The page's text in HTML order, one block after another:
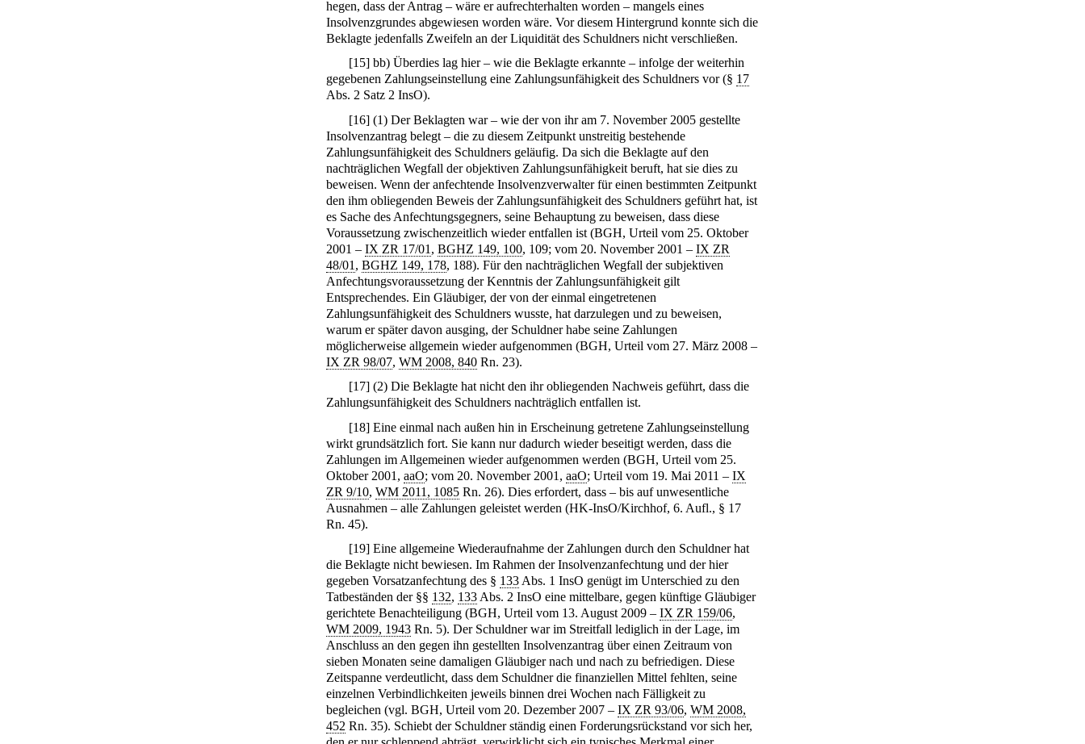
hegen, dass der Antrag – wäre er aufrechterhalten worden – mangels eines
Insolvenzgrundes abgewiesen worden wäre. Vor diesem Hintergrund konnte sich die
Beklagte jedenfalls Zweifeln an der Liquidität des Schuldners nicht verschließen.
[15] bb) Überdies lag hier – wie die Beklagte erkannte – infolge der weiterhin
gegebenen Zahlungseinstellung eine Zahlungsunfähigkeit des Schuldners vor (§ 17
Abs. 2 Satz 2 InsO).
[16] (1) Der Beklagten war – wie der von ihr am 7. November 2005 gestellte
Insolvenzantrag belegt – die zu diesem Zeitpunkt unstreitig bestehende
Zahlungsunfähigkeit des Schuldners geläufig. Da sich die Beklagte auf den
nachträglichen Wegfall der objektiven Zahlungsunfähigkeit beruft, hat sie dies zu
beweisen. Wenn der anfechtende Insolvenzverwalter für einen bestimmten Zeitpunkt
den ihm obliegenden Beweis der Zahlungsunfähigkeit des Schuldners geführt hat, ist
es Sache des Anfechtungsgegners, seine Behauptung zu beweisen, dass diese
Voraussetzung zwischenzeitlich wieder entfallen ist (BGH, Urteil vom 25. Oktober
2001 – IX ZR 17/01 , BGHZ 149, 100, 109; vom 20. November 2001 – IX ZR
48/01 , BGHZ 149, 178, 188). Für den nachträglichen Wegfall der subjektiven
Anfechtungsvoraussetzung der Kenntnis der Zahlungsunfähigkeit gilt
Entsprechendes. Ein Gläubiger, der von der einmal eingetretenen
Zahlungsunfähigkeit des Schuldners wusste, hat darzulegen und zu beweisen,
warum er später davon ausging, der Schuldner habe seine Zahlungen
möglicherweise allgemein wieder aufgenommen (BGH, Urteil vom 27. März 2008 –
IX ZR 98/07, WM 2008, 840 Rn. 23).
[17] (2) Die Beklagte hat nicht den ihr obliegenden Nachweis geführt, dass die
Zahlungsunfähigkeit des Schuldners nachträglich entfallen ist.
[18] Eine einmal nach außen hin in Erscheinung getretene Zahlungseinstellung
wirkt grundsätzlich fort. Sie kann nur dadurch wieder beseitigt werden, dass die
Zahlungen im Allgemeinen wieder aufgenommen werden (BGH, Urteil vom 25.
Oktober 2001, aaO; vom 20. November 2001, aaO; Urteil vom 19. Mai 2011 – IX
ZR 9/10, WM 2011, 1085 Rn. 26). Dies erfordert, dass – bis auf unwesentliche
Ausnahmen – alle Zahlungen geleistet werden (HK-InsO/Kirchhof, 6. Aufl., § 17
Rn. 45).
[19] Eine allgemeine Wiederaufnahme der Zahlungen durch den Schuldner hat
die Beklagte nicht bewiesen. Im Rahmen der Insolvenzanfechtung und der hier
gegeben Vorsatzanfechtung des § 133 Abs. 1 InsO genügt im Unterschied zu den
Tatbeständen der §§ 132, 133 Abs. 2 InsO eine mittelbare, gegen künftige Gläubiger
gerichtete Benachteiligung (BGH, Urteil vom 13. August 2009 – IX ZR 159/06,
WM 2009, 1943 Rn. 5). Der Schuldner war im Streitfall lediglich in der Lage, im
Anschluss an den gegen ihn gestellten Insolvenzantrag über einen Zeitraum von
sieben Monaten seine damaligen Gläubiger nach und nach zu befriedigen. Diese
Zeitspanne verdeutlicht, dass dem Schuldner die finanziellen Mittel fehlten, seine
einzelnen Verbindlichkeiten jeweils binnen drei Wochen nach Fälligkeit zu
begleichen (vgl. BGH, Urteil vom 20. Dezember 2007 – IX ZR 93/06, WM 2008,
452 Rn. 35). Schiebt der Schuldner ständig einen Forderungsrückstand vor sich her,